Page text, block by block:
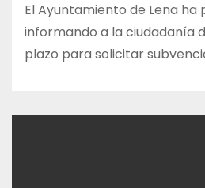
El Ayuntamiento de Lena ha
informando a la ciudadanía
plazo para solicitar